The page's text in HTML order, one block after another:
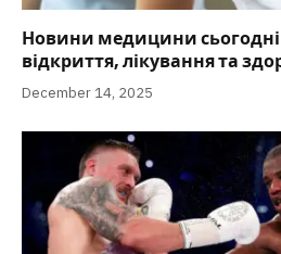
Новини медицини сьогодні
відкриття, лікування та
December 14, 2025